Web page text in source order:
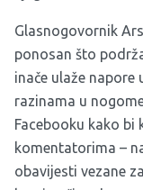
Glasnogovornik
ponosan što
inače ulaže
razinama u
Facebooku kako
komentatorima –
obavijesti vezane